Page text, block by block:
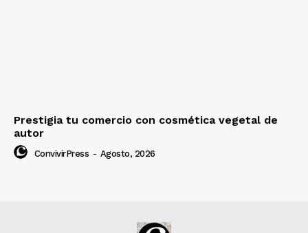
Prestigia tu comercio con cosmética vegetal de
autor
ConvivirPress - Agosto, 2026